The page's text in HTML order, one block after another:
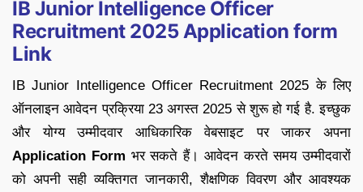
IB Junior Intelligence Officer
Recruitment 2025 Application form
Link
IB Junior Intelligence Officer Recruitment 2025 के लिए
ऑनलाइन आवेदन प्रक्रिया 23 अगस्त 2025 से शुरू हो गई है. इच्छुक
और योग्य उम्मीदवार आधिकारिक वेबसाइट पर जाकर अपना
Application Form भर सकते हैं। आवेदन करते समय उम्मीदवारों
को अपनी सही व्यक्तिगत जानकारी, शैक्षणिक विवरण और आवश्यक